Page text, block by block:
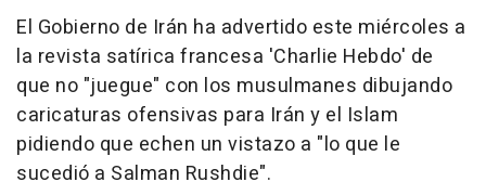
El Gobierno de Irán ha advertido este miércoles a
la revista satírica francesa 'Charlie Hebdo' de
que no "juegue" con los musulmanes dibujando
caricaturas ofensivas para Irán y el Islam
pidiendo que echen un vistazo a "lo que le
sucedió a Salman Rushdie".